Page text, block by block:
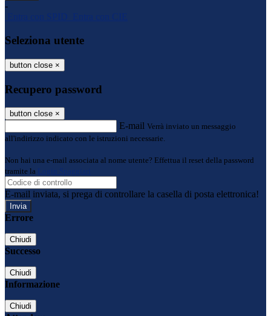
-
Entra con SPID
Entra con CIE
Seleziona utente
button close ×
Recupero password
button close ×
E-mail Verrà inviato un messaggio
all'indirizzo indicato con le istruzioni necessarie.
Non hai una e-mail associata al nome utente? Effettua il reset della password
tramite la
Login Spaggiari
E-mail inviata, si prega di controllare la casella di posta elettronica!
Errore
Chiudi
Successo
Chiudi
Informazione
Chiudi